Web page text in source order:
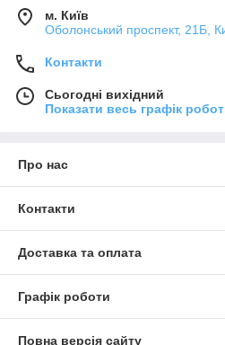
м. Київ
Оболонський проспект, 21Б,
Контакти
Сьогодні вихідний
Показати весь графік
Про нас
Контакти
Доставка та оплата
Графік роботи
Повна версія сайту